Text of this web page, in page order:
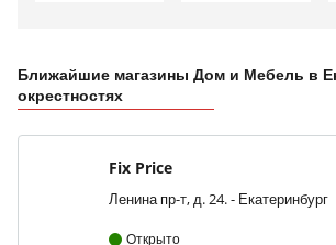
Ближайшие магазины Дом и Мебель в
окрестностях
Fix Price
Ленина пр-т, д. 24. - Екатеринбург
Открыто